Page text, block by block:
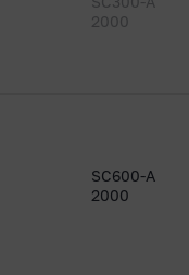
2000
SC600-A
2000